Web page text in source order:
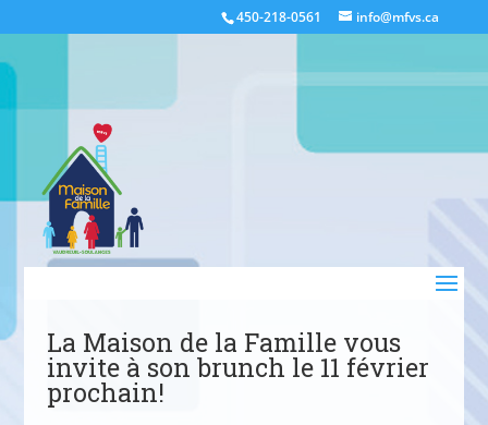
450-218-0561 info@mfvs.ca
La Maison de la Famille vous
invite à son brunch le 11 février
prochain!